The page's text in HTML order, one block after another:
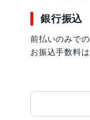
銀行振込
前払いのみで
お振込手数料